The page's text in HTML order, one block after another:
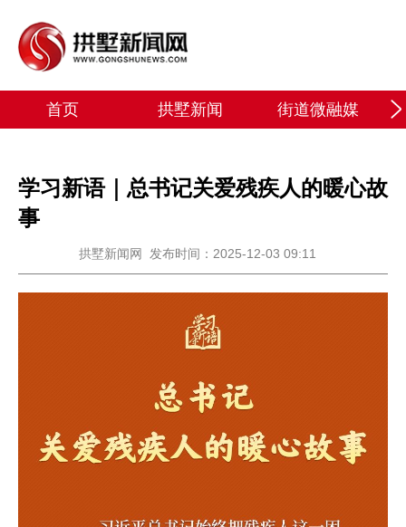
首页 拱墅新闻 街道微融媒
学习新语｜总书记关爱残疾人的暖心故
事
拱墅新闻网 发布时间：2025-12-03 09:11